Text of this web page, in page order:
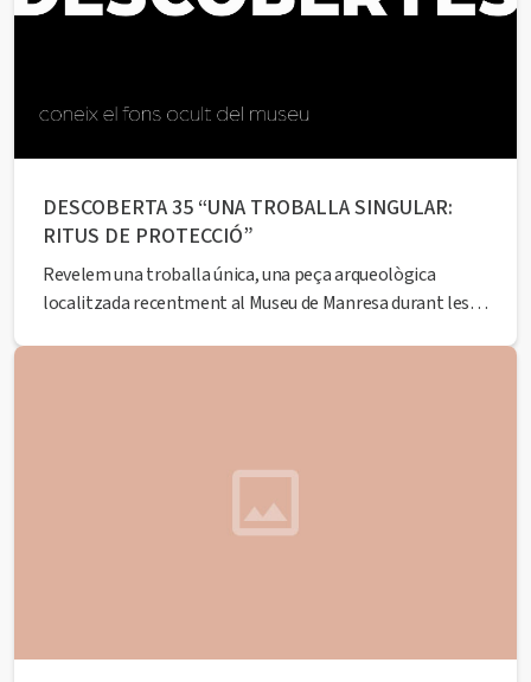
DESCOBERTA 35 “UNA TROBALLA SINGULAR:
RITUS DE PROTECCIÓ”
Revelem una troballa única, una peça arqueològica
localitzada recentment al Museu de Manresa durant les